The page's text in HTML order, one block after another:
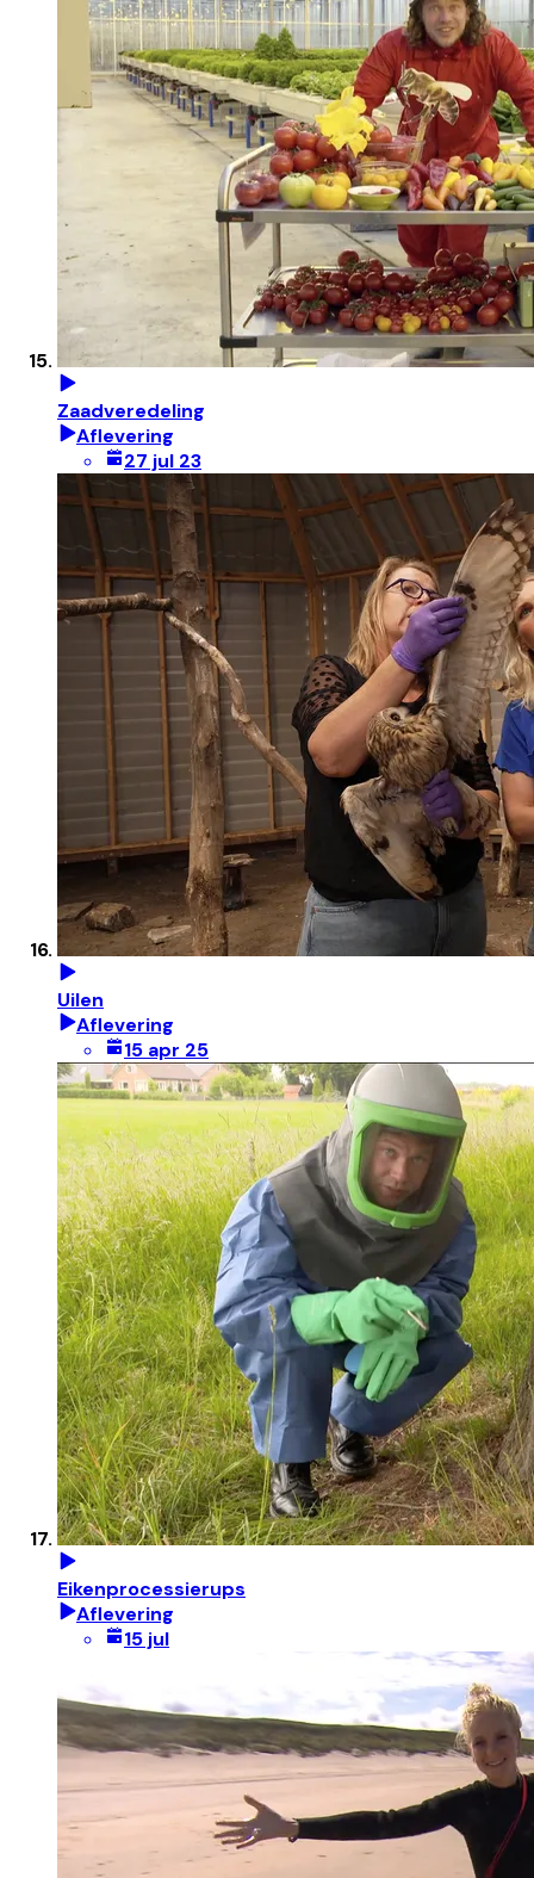
Zaadveredeling
Aflevering
27 jul 23
Uilen
Aflevering
15 apr 25
Eikenprocessierups
Aflevering
15 jul